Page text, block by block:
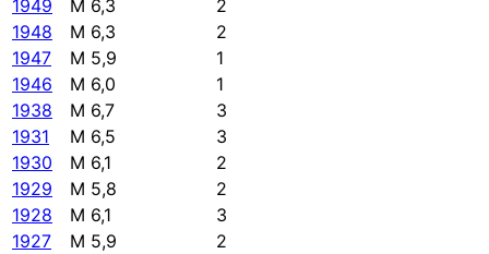
1949
M 6,3
2
1948
M 6,3
2
1947
M 5,9
1
1946
M 6,0
1
1938
M 6,7
3
1931
M 6,5
3
1930
M 6,1
2
1929
M 5,8
2
1928
M 6,1
3
1927
M 5,9
2